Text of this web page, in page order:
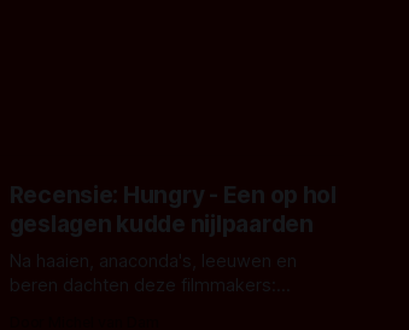
Recensie: Hungry - Een op hol
geslagen kudde nijlpaarden
Na haaien, anaconda's, leeuwen en
beren dachten deze filmmakers: